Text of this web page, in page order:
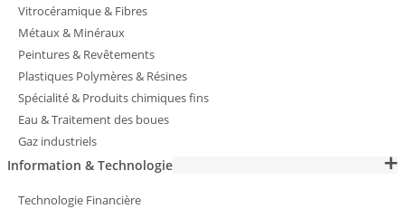
Vitrocéramique & Fibres
Métaux & Minéraux
Peintures & Revêtements
Plastiques Polymères & Résines
Spécialité & Produits chimiques fins
Eau & Traitement des boues
Gaz industriels
Information & Technologie
Technologie Financière